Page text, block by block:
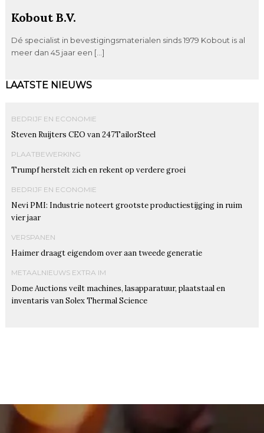
Kobout B.V.
Dé specialist in bevestigingsmaterialen sinds 1979 Kobout is al
meer dan 45 jaar een […]
LAATSTE NIEUWS
BEDRIJF EN ECONOMIE
Steven Ruijters CEO van 247TailorSteel
PLAATBEWERKING
Trumpf herstelt zich en rekent op verdere groei
BEDRIJF EN ECONOMIE
Nevi PMI: Industrie noteert grootste productiestijging in ruim
vier jaar
VERSPANEN
Haimer draagt eigendom over aan tweede generatie
METAALNIEUWS EXTRA IM
Dome Auctions veilt machines, lasapparatuur, plaatstaal en
inventaris van Solex Thermal Science